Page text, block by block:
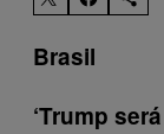
Brasil
‘Trump